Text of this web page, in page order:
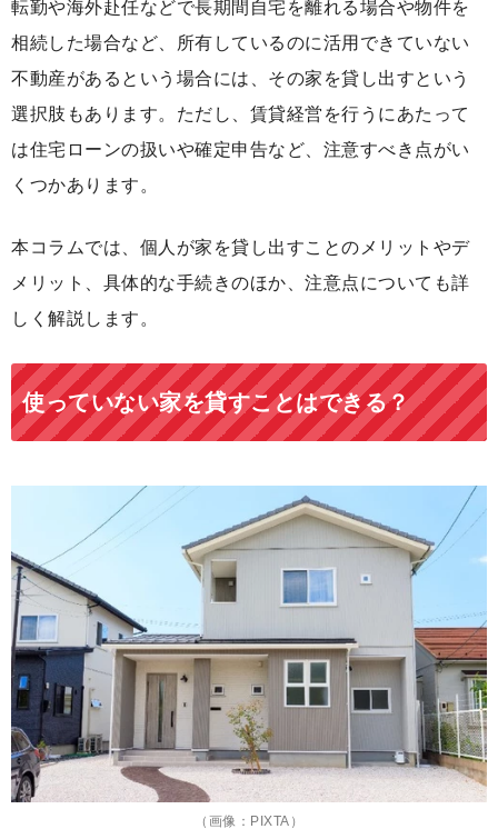
転勤や海外赴任などで長期間自宅を離れる場合や物件を
相続した場合など、所有しているのに活用できていない
不動産があるという場合には、その家を貸し出すという
選択肢もあります。ただし、賃貸経営を行うにあたって
は住宅ローンの扱いや確定申告など、注意すべき点がい
くつかあります。
本コラムでは、個人が家を貸し出すことのメリットやデ
メリット、具体的な手続きのほか、注意点についても詳
しく解説します。
使っていない家を貸すことはできる？
（画像：PIXTA）